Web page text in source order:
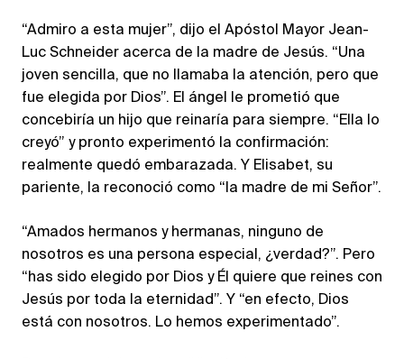
“Admiro a esta mujer”, dijo el Apóstol Mayor Jean-
Luc Schneider acerca de la madre de Jesús. “Una
joven sencilla, que no llamaba la atención, pero que
fue elegida por Dios”. El ángel le prometió que
concebiría un hijo que reinaría para siempre. “Ella lo
creyó” y pronto experimentó la confirmación:
realmente quedó embarazada. Y Elisabet, su
pariente, la reconoció como “la madre de mi Señor”.
“Amados hermanos y hermanas, ninguno de
nosotros es una persona especial, ¿verdad?”. Pero
“has sido elegido por Dios y Él quiere que reines con
Jesús por toda la eternidad”. Y “en efecto, Dios
está con nosotros. Lo hemos experimentado”.